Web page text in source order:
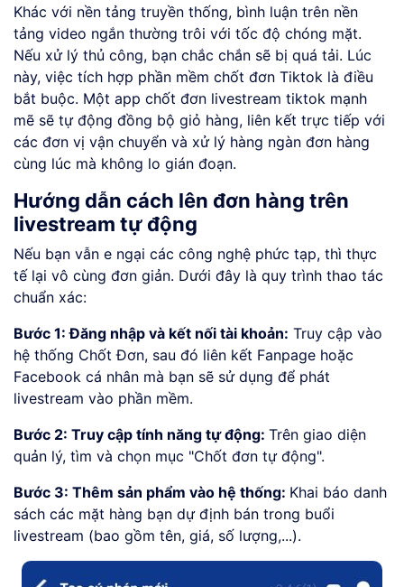
Khác với nền tảng truyền thống, bình luận trên nền
tảng video ngắn thường trôi với tốc độ chóng mặt.
Nếu xử lý thủ công, bạn chắc chắn sẽ bị quá tải. Lúc
này, việc tích hợp phần mềm chốt đơn Tiktok là điều
bắt buộc. Một app chốt đơn livestream tiktok mạnh
mẽ sẽ tự động đồng bộ giỏ hàng, liên kết trực tiếp với
các đơn vị vận chuyển và xử lý hàng ngàn đơn hàng
cùng lúc mà không lo gián đoạn.
Hướng dẫn cách lên đơn hàng trên
livestream tự động
Nếu bạn vẫn e ngại các công nghệ phức tạp, thì thực
tế lại vô cùng đơn giản. Dưới đây là quy trình thao tác
chuẩn xác:
Bước 1: Đăng nhập và kết nối tài khoản: Truy cập vào
hệ thống Chốt Đơn, sau đó liên kết Fanpage hoặc
Facebook cá nhân mà bạn sẽ sử dụng để phát
livestream vào phần mềm.
Bước 2: Truy cập tính năng tự động: Trên giao diện
quản lý, tìm và chọn mục "Chốt đơn tự động".
Bước 3: Thêm sản phẩm vào hệ thống: Khai báo danh
sách các mặt hàng bạn dự định bán trong buổi
livestream (bao gồm tên, giá, số lượng,...).